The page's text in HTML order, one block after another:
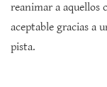
reanimar a aquellos
aceptable gracias a
pista.